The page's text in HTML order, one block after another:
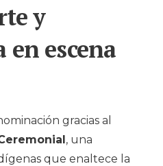
y
escena
gracias al
, una
que enaltece la